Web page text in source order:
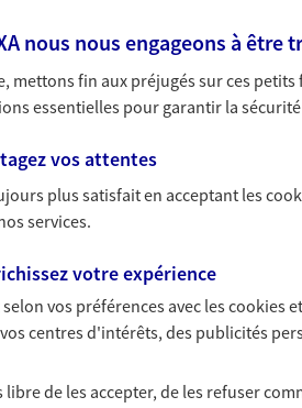
: EIRL JULIEN RUAULT (19007825); EI
Autier
d'Assurance AXA Epargne et
07 87 31 63 97 NOUS
nous nous engageons à
mettons fin aux préjugés sur ces
essentielles pour garantir la
vos attentes
plus satisfait en acceptant les
services.
votre expérience
selon vos préférences avec lescookies
centres d'intérêts, des publicités
libre de les accepter, de les refuser